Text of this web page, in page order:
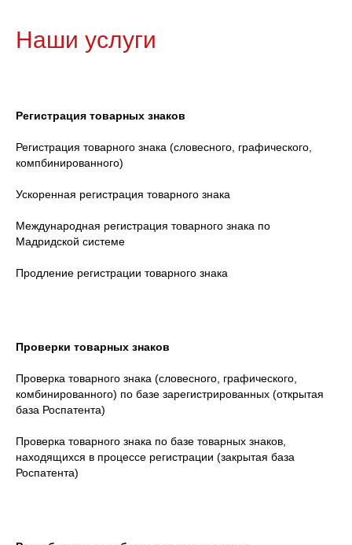
Наши услуги
Регистрация товарных знаков
Регистрация товарного знака (словесного, графического,
компбинированного)
Ускоренная регистрация товарного знака
Международная регистрация товарного знака по
Мадридской системе
Продление регистрации товарного знака
Проверки товарных знаков
Проверка товарного знака (словесного, графического,
комбинированного) по базе зарегистрированных (открытая
база Роспатента)
Проверка товарного знака по базе товарных знаков,
находящихся в процессе регистрации (закрытая база
Роспатента)